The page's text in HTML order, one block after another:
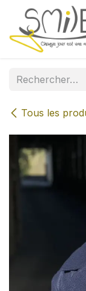
Se rendre au
Tous les